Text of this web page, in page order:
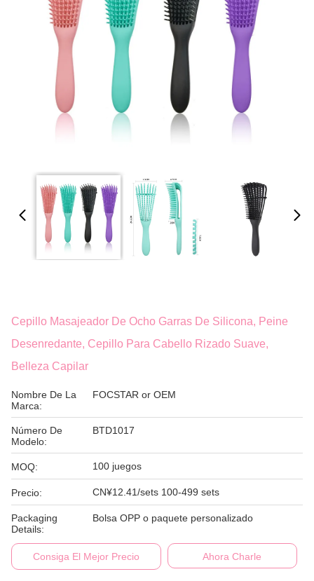
Cepillo Masajeador De Ocho Garras De Silicona, Peine
Desenredante, Cepillo Para Cabello Rizado Suave,
Belleza Capilar
Nombre De La
Marca:
FOCSTAR or OEM
Número De
Modelo:
BTD1017
MOQ: 100 juegos
Precio: CN¥12.41/sets 100-499 sets
Packaging
Details:
Bolsa OPP o paquete personalizado
Consiga El Mejor Precio Ahora Charle